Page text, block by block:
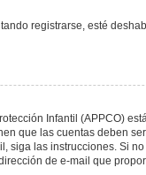
registrarse, esté
Infantil (APPCO)
que las cuentas deben
las instrucciones. Si
de e-mail que